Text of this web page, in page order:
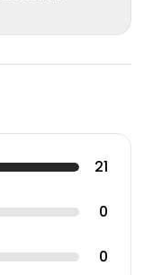
21
0
0